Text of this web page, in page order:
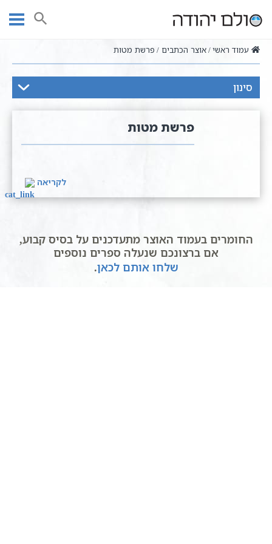
חיפוש
עמוד ראשי אוצר הכתבים פרשת מטות
פרשת מטות
לקריאה
החומרים בעמוד האוצר מתעדכנים על בסיס קבוע,
אם ברצונכם שנעלה ספרים נוספים
שלחו אותם לכאן.
סינון